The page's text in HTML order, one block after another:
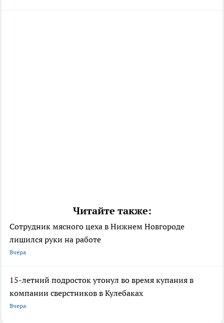
Читайте также:
Сотрудник мясного цеха в Нижнем Новгороде
лишился руки на работе
Вчера
15-летний подросток утонул во время купания в
компании сверстников в Кулебаках
Вчера